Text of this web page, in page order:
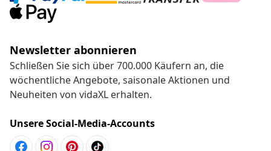
Newsletter abonnieren
Schließen Sie sich über 700.000 Käufern an, die
wöchentliche Angebote, saisonale Aktionen und
Neuheiten von vidaXL erhalten.
Unsere Social-Media-Accounts